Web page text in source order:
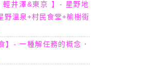
輕井澤&東京 】- 星野地
野溫泉+村民食堂+榆樹街
】- 一種解任務的概念．